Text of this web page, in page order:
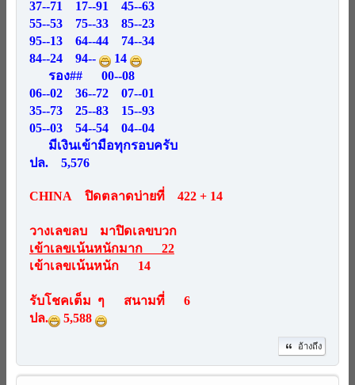
37--71 17--91 45--63
55--53 75--33 85--23
95--13 64--44 74--34
84--24 94--
14
รอง## 00--08
06--02 36--72 07--01
35--73 25--83 15--93
05--03 54--54 04--04
มีเงินเข้ามือทุกรอบครับ
ปล. 5,576
CHINA ปิดตลาดบ่ายที่ 422 + 14
วางเลขลบ มาปิดเลขบวก
เข้าเลขเน้นหนักมาก 22
เข้าเลขเน้นหนัก 14
รับโชคเต็ม ๆ สนามที่ 6
ปล.
5,588
อ้างถึง